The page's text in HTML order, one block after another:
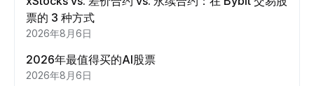
票的 3 种方式
2026年8月6日
2026年最值得买的AI股票
2026年8月6日